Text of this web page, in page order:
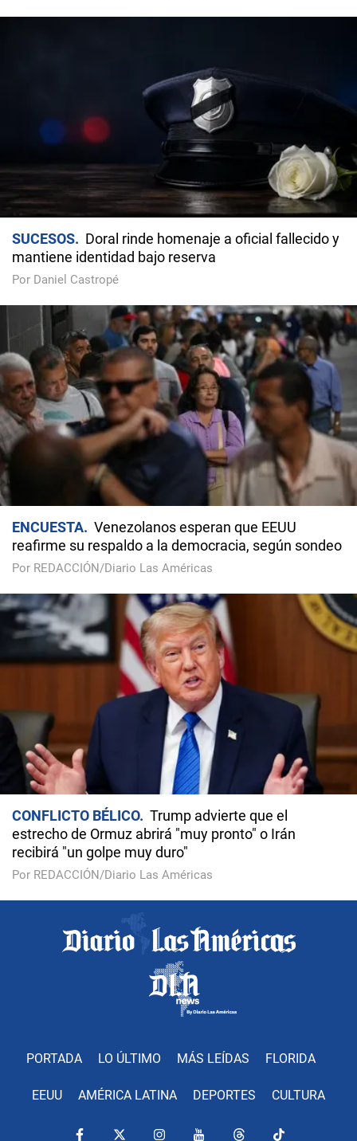
SUCESOS
Doral rinde homenaje a oficial fallecido y
mantiene identidad bajo reserva
Por Daniel Castropé
ENCUESTA
Venezolanos esperan que EEUU
reafirme su respaldo a la democracia, según sondeo
Por REDACCIÓN/Diario Las Américas
CONFLICTO BÉLICO
Trump advierte que el
estrecho de Ormuz abrirá "muy pronto" o Irán
recibirá "un golpe muy duro"
Por REDACCIÓN/Diario Las Américas
PORTADA LO ÚLTIMO MÁS LEÍDAS FLORIDA
EEUU AMÉRICA LATINA DEPORTES CULTURA